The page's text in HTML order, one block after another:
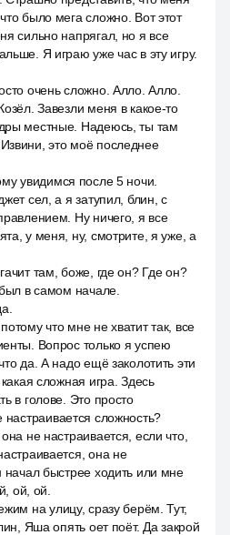
было мега сложно. Вот этот
сильно напрягал, но я все
Я играю уже час в эту игру.
очень сложно. Алло. Алло.
Завезли меня в какое-то
местные. Надеюсь, ты там
это моё последнее
увидимся после 5 ночи.
сел, а я затупил, блин, с
Ну ничего, я все
у меня, ну, смотрите, я уже, а
там, боже, где он? Где он?
в самом начале.
что мне не хватит так, все
Вопрос только я успею
да. А надо ещё заколотить эти
сложная игра. Здесь
в голове. Это просто
сложность?
не настраивается, если что,
она не
начал быстрее ходить или мне
ой, ой.
на улицу, сразу берём. Тут,
Яша опять оет поёт. Да закрой